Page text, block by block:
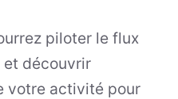
piloter le flux
et découvrir
votre activité pour